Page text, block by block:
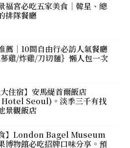
福宮必吃五家美食｜韓星、總
排隊餐廳
薦｜10間自由行必訪人氣餐廳
蔘雞/炸雞/刀切麵｝懶人包一次
大住宿】安馬緹首爾飯店
Seoul)。淡季三千有找
景觀飯店
食】London Bagel Museum
博物館必吃招牌口味分享。預